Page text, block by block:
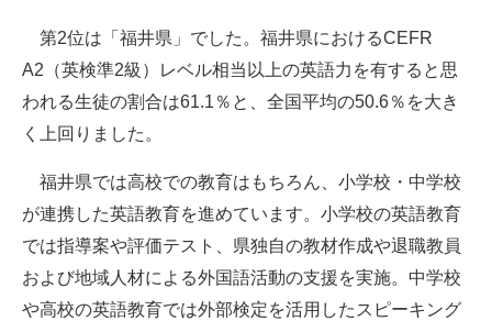
第2位は「福井県」でした。福井県におけるCEFR
A2（英検準2級）レベル相当以上の英語力を有すると思
われる生徒の割合は61.1％と、全国平均の50.6％を大き
く上回りました。
福井県では高校での教育はもちろん、小学校・中学校
が連携した英語教育を進めています。小学校の英語教育
では指導案や評価テスト、県独自の教材作成や退職教員
および地域人材による外国語活動の支援を実施。中学校
や高校の英語教育では外部検定を活用したスピーキング